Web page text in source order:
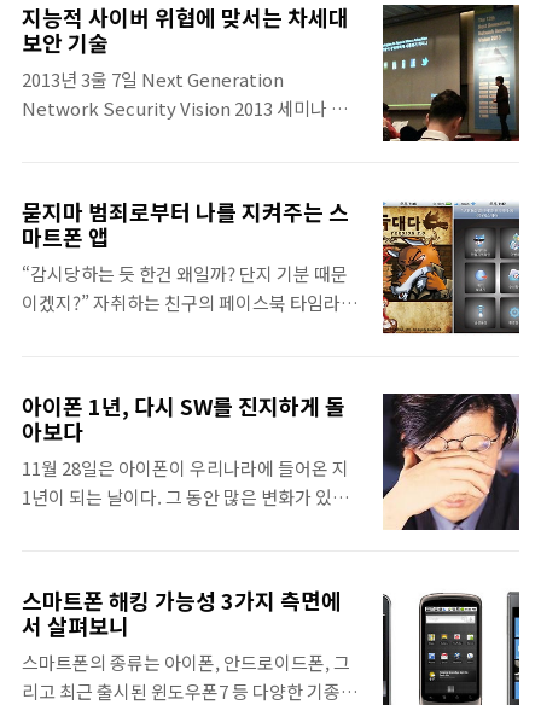
길 수 있습니다. ◈ 컴퓨터, IT 그리고 보안에
대한 이야기를 쉽고 재미있게 나누고자 합니다
◈ www.youtube.com
지능적 사이버 위협에 맞서는 차세대
보안 기술
2013년 3울 7일 Next Generation
Network Security Vision 2013 세미나 &
최고 수준임과 동시에 융합화 세부화 고도화하
는 보안 위협도 높은 수준이다. 다양한 보안 위
협에 체계적이고 능동적으로 대처할 수 있도록
국내외 보안 업계 강자들이 제시하는 차세대
처음 온 세미나이자 기자단이 된 후 처음 취재
라 떨리는 마음으로 10시부터 시작한 세미나
에 집중해서 참여하였다. 전문가의 브리핑을
들으면서 프리젠테이션자료를 보니 어려운 보
안 용어도 쉽게 이해할 수..
묻지마 범죄로부터 나를 지켜주는 스
마트폰 앱
“감시당하는 듯 한건 왜일까? 단지 기분 때문
이겠지?” 자취하는 친구의 페이스북 타임라인
로 그녀를 걱정한다. 세상이 흉흉해졌다고 한
다. 일찍 귀가하라고 한다. 항상 조심하라고 한
다. 하지만 우리는 말한다. “에이 설마 나한
테.......” 이것이 현실이다. 매일 아침 뉴스는 전
사이트 전면을 채우지만, 우리는 ‘아무리 그래
도’ 나에게는 일어나지 않을 것이라 한다. 특히
여성을 겨냥한 성범죄가 심각하다. 그저 뉴스
에서나 볼 수 있는 일, 나에게는 일어나지 않을
아이폰 1년, 다시 SW를 진지하게 돌
아보다
11월 28일은 아이폰이 우리나라에 들어온 지
1년이 되는 날이다. 그 동안 많은 변화가 있었
게는 얼마 전, 아이패드용 애플리케이션을 개
발 프로젝트를 진행하는 과정에서 소프트웨어
어의 중요성을 실감하는 계기가 있었다. 프로
젝트의 이름은 '아툰즈'로, 플래쉬로 제작된 동
스마트폰 해킹 가능성 3가지 측면에
서 살펴보니
스마트폰의 종류는 아이폰, 안드로이드폰, 그
리고 최근 출시된 윈도우폰7 등 다양한 기종이